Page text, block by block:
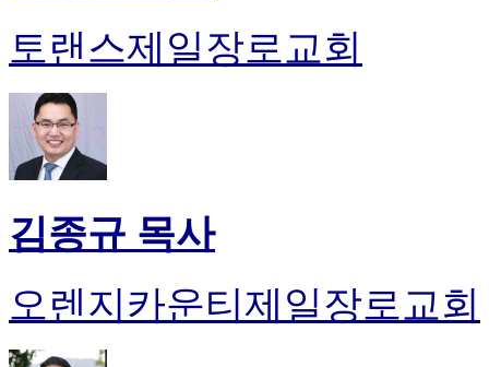
토랜스제일장로교회
김종규 목사
오렌지카운티제일장로교회